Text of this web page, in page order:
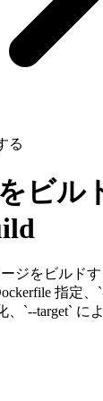
る
ビル
ジをビルド
指定
、`--target` に